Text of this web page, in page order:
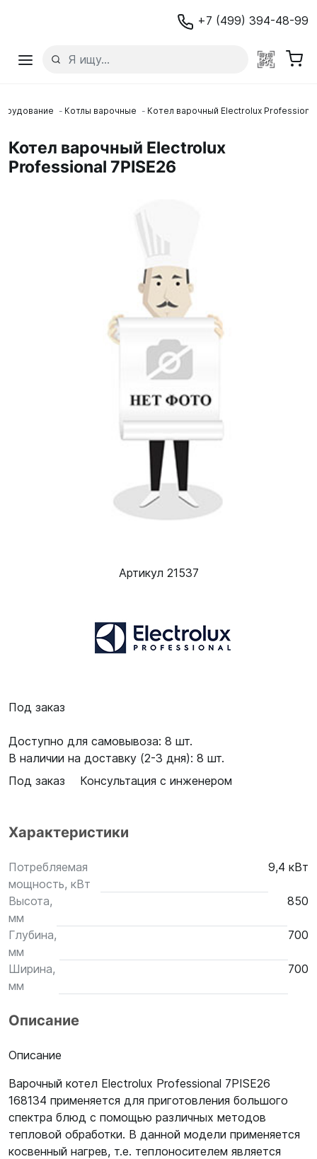
+7 (499) 394-48-99
Котлы варочные Котел варочный Electrolux Professional
Котел варочный Electrolux
Professional 7PISE26
Артикул 21537
Под заказ
Доступно для самовывоза: 8 шт.
В наличии на доставку (2-3 дня): 8 шт.
Под заказ
Консультация с инженером
Характеристики
Потребляемая
мощность, кВт
9,4 кВт
Высота,
мм
850
Глубина,
мм
700
Ширина,
мм
700
Описание
Описание
Варочный котел Electrolux Professional 7PISE26
168134 применяется для приготовления большого
спектра блюд с помощью различных методов
тепловой обработки. В данной модели применяется
косвенный нагрев, т.е. теплоносителем является